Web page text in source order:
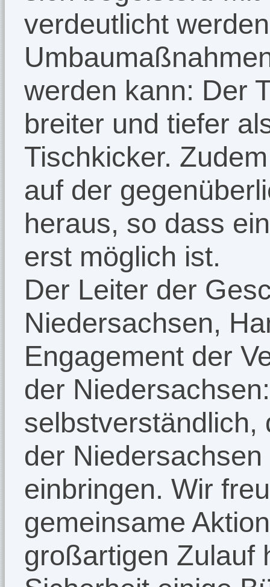
verdeutlicht
werden kann: Der
breiter und tiefer
Tischkicker.
auf der
heraus, so dass
erst möglich ist.
Der Leiter der
Niedersachsen,
Engagement der
der
selbstverständlich,
der
einbringen. Wir
gemeinsame
großartigen Zulauf